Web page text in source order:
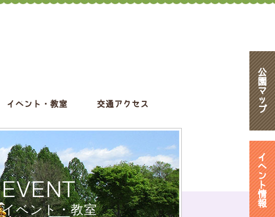
イベント・教室 交通アクセス
公
園
マ
ッ
プ
イ
ベ
ン
ト
情
報
EVENT
イベント・教室